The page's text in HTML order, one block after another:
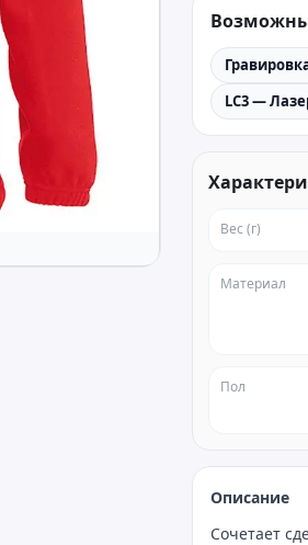
LC3 —
Вес (г)
Материал
Пол
Описание
Сочетает